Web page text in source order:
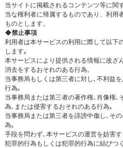
当サイトに掲載されるコンテンツ等に関
当な権利者に帰属するものであり、利用
ものとします。
◆禁止事項
利用者は本サービスの利用に際して以下
します｡
本サービスにより提供される情報に改ざ
消去をするおそれのある行為。
当事務局もしくは第三者に対し､不利益
行為｡
当事務局または第三者の著作権､肖像権､
為､または侵害するおそれのある行為｡
当事務局または第三者を誹謗中傷し､そ
為｡
手段を問わず､本サービスの運営を妨害す
犯罪的行為もしくは犯罪的行為に結びつ